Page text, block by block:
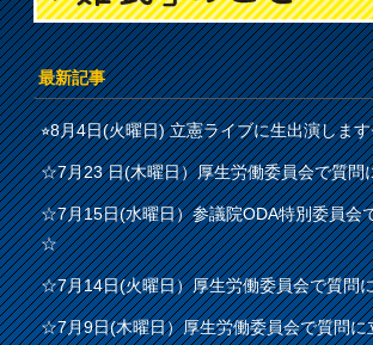
最新記事
⭐︎8月4日(火曜日) 立憲ライブに生出演します
☆7月23 日(木曜日）厚生労働委員会で質
☆7月15日(水曜日）参議院ODA特別委員会
☆
☆7月14日(火曜日）厚生労働委員会で質問
☆7月9日(木曜日）厚生労働委員会で質問